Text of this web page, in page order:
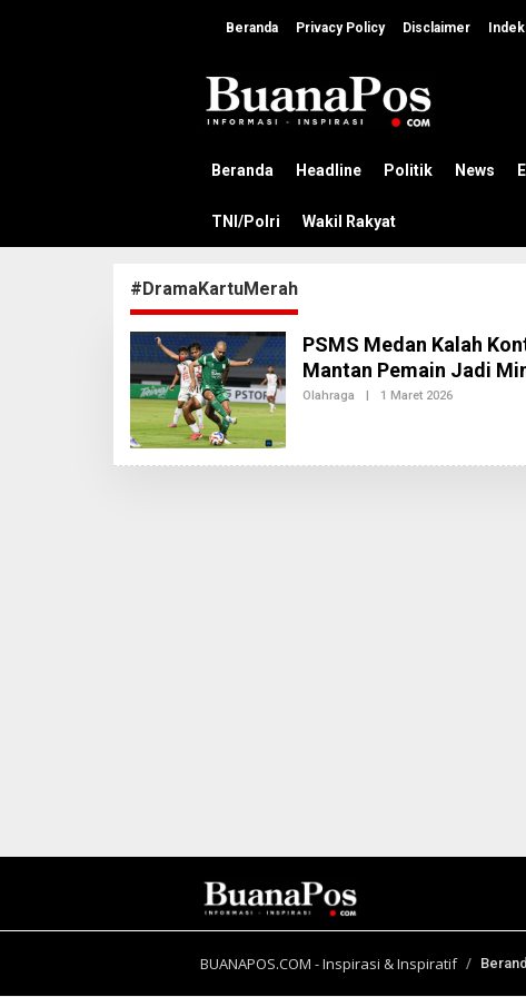
e
Beranda Privacy Policy Disclaimer
Beranda Headline Politik News
TNI/Polri Wakil Rakyat
#DramaKartuMerah
PSMS Medan Kalah
Mantan Pemain Jadi
Olahraga | 1 Maret 2026
BUANAPOS.COM - Inspirasi & Inspiratif